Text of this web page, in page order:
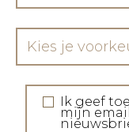
Kies je
Ik geef
mijn